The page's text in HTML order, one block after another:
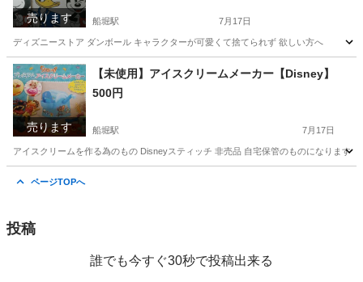
売ります 船堀駅 7月17日
ディズニーストア ダンボール キャラクターが可愛くて捨てられず 欲しい方へ
東京 江戸川区 船堀駅 その他 ダンボール
売ります
【未使用】アイスクリームメーカー【Disney】
500円
船堀駅 7月17日
アイスクリームを作る為のもの Disneyスティッチ 非売品 自宅保管のものになります
ページTOPへ
投稿
誰でも今すぐ30秒で投稿出来る